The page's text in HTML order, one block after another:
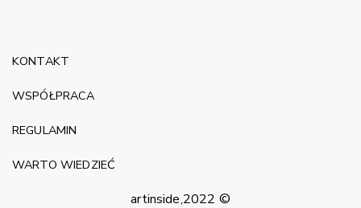
artinside,2022 ©
KONTAKT
WSPÓŁPRACA
REGULAMIN
WARTO WIEDZIEĆ